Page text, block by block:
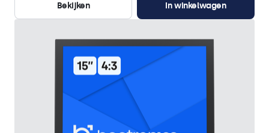
Bekijken
In winkelwagen